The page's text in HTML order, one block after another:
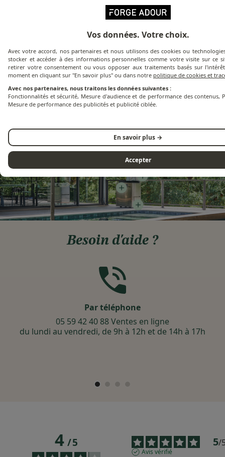
Inox 304, résiste aux corrosions et facilite
l'entretien
Besoin d'aide ?
Par téléphone
05 59 42 40 88 Ventes en ligne
du lundi au vendredi, de 9h à 12h et de 14h à 17h
4/5 5/
Avis vérifié
Vos données. Votre choix.
Avec votre accord, nos partenaires et nous utilisons des cookies ou
stocker et accéder à des informations personnelles comme votre visite sur ce
retirer votre consentement ou vous opposer aux traitements basés sur
moment en cliquant sur "En savoir plus" ou dans notre politique de cookies et
Avec nos partenaires, nous traitons les données suivantes :
Fonctionnalités et sécurité, Mesure d'audience et de performance des contenus,
Mesure de performance des publicités et publicité ciblée.
En savoir plus →
Accepter